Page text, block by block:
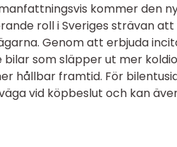
kommer den
roll i Sveriges strävan
Genom att erbjuda
bilar som släpper ut mer
hållbar framtid. För
vid köpbeslut och kan